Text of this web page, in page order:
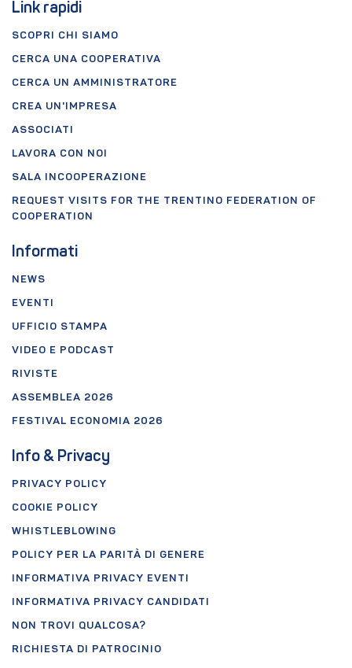
Link rapidi
SCOPRI CHI SIAMO
CERCA UNA COOPERATIVA
CERCA UN AMMINISTRATORE
CREA UN'IMPRESA
ASSOCIATI
LAVORA CON NOI
SALA INCOOPERAZIONE
REQUEST VISITS FOR THE TRENTINO FEDERATION OF
COOPERATION
Informati
NEWS
EVENTI
UFFICIO STAMPA
VIDEO E PODCAST
RIVISTE
ASSEMBLEA 2026
FESTIVAL ECONOMIA 2026
Info & Privacy
PRIVACY POLICY
COOKIE POLICY
WHISTLEBLOWING
POLICY PER LA PARITÀ DI GENERE
INFORMATIVA PRIVACY EVENTI
INFORMATIVA PRIVACY CANDIDATI
NON TROVI QUALCOSA?
RICHIESTA DI PATROCINIO